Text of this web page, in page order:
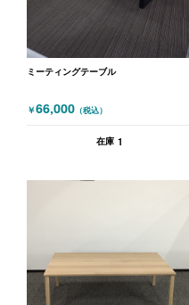
ミーティングテーブル
￥66,000 （税込）
在庫 1